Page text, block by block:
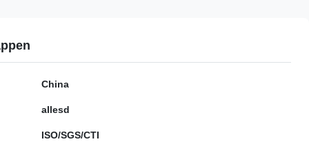
China
allesd
ISO/SGS/CTI